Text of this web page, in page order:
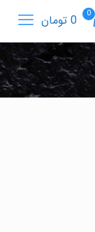
0 0 تومان